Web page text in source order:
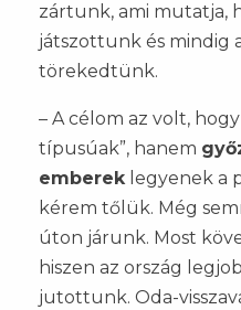
zártunk, ami mutatja,
játszottunk és mindig
törekedtünk.
– A célom az volt,
típusúak”, hanem
embereklegyenek a
kérem tőlük. Még
úton járunk. Most
hiszen az ország
jutottunk. Oda-